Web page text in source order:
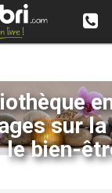
sur
le bien-